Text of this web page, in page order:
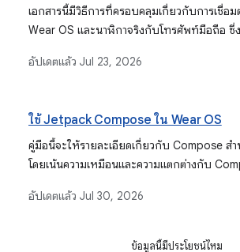
เอกสารนี้มีวิธีการที่ครอบคลุมเกี่ยวกับการเชื่อ
Wear OS และนาฬิกาจริงกับโทรศัพท์มือถือ ซึ่
ตนเอง และการตั้งค่าแอปที่ใช้ร่วมกันสำหรับอุ
อัปเดตแล้ว Jul 23, 2026
ใช้ Jetpack Compose ใน Wear OS
คู่มือนี้จะให้รายละเอียดเกี่ยวกับ Compose ส
โดยเน้นความเหมือนและความแตกต่างกับ
ผู้ใช้สำหรับแอป Wear OS
อัปเดตแล้ว Jul 30, 2026
ข้อมูลนี้มีประโยชน์ไหม